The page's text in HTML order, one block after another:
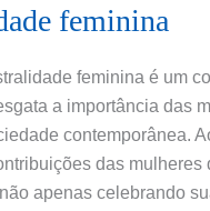
feminina
feminina é um
a importância das
contemporânea.
das mulheres
apenas celebrando